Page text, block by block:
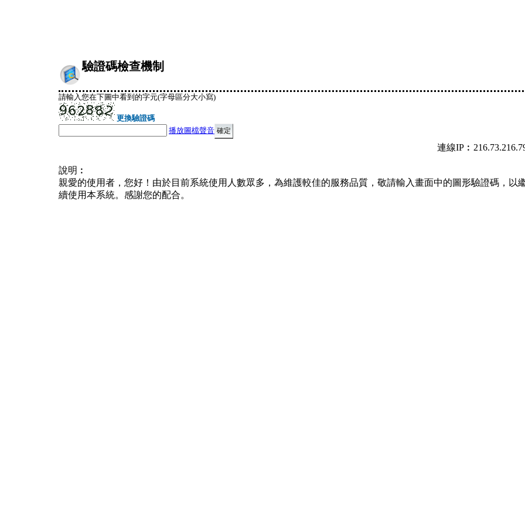
驗證碼檢查機制
請輸入您在下圖中看到的字元(字母區分大小寫)
更換驗證碼
播放圖檔聲音
連線
說明︰
親愛的使用者，您好！由於目前系統使用人數眾多，為維護較佳的服務品質，敬請輸入畫面中的圖形驗證碼，以
續使用本系統。感謝您的配合。